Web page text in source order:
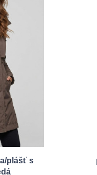
plášť s